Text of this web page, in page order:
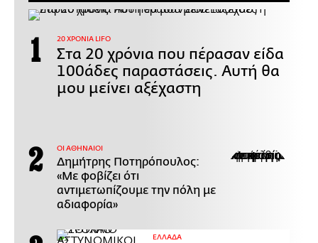
20 ΧΡΟΝΙΑ LIFO
Στα 20 χρόνια που πέρασαν είδα
100άδες παραστάσεις. Αυτή θα
μου μείνει αξέχαστη
ΟΙ ΑΘΗΝΑΙΟΙ
Δημήτρης Ποτηρόπουλος:
«Με φοβίζει ότι
αντιμετωπίζουμε την πόλη με
αδιαφορία»
ΕΛΛΑΔΑ